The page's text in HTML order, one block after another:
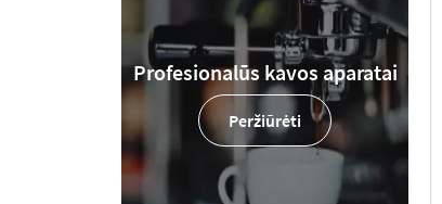
Profesionalūs kavos aparatai
Peržiūrėti